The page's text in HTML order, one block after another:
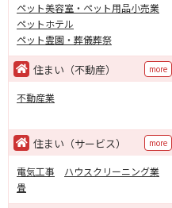
ペット美容室・ペット用品小売業
ペットホテル
ペット霊園・葬儀葬祭
住まい（不動産） more
不動産業
住まい（サービス） more
電気工事
ハウスクリーニング業
畳